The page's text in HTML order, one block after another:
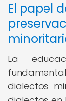
El papel
La
dialectos